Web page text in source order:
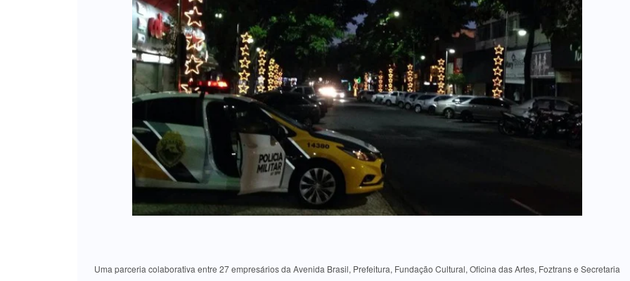
Uma parceria colaborativa entre 27 empresários da Avenida Brasil, Prefeitura, Fundação Cultural, Oficina das Artes, Foztrans e Secretaria